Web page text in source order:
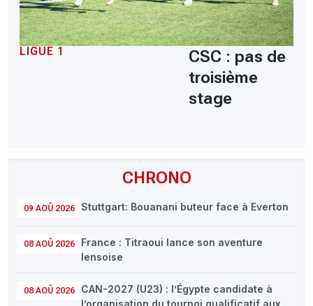
CHRONO
09 AOÛ 2026 Stuttgart: Bouanani buteur face à Everton
08 AOÛ 2026
France : Titraoui lance son aventure
lensoise
08 AOÛ 2026
CAN-2027 (U23) : l’Égypte candidate à
l’organisation du tournoi qualificatif aux
LIGUE 1
CSC : pas de
troisième
stage